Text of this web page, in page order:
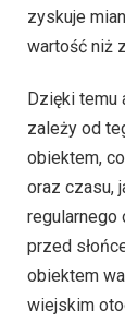
zyskuje
wartość niż
Dzięki temu
zależy od
obiektem,
oraz czasu,
regularnego
przed
obiektem
wiejskim